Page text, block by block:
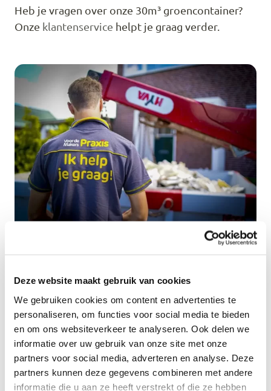
Deze website maakt gebruik van cookies
We gebruiken cookies om content en advertenties te
personaliseren, om functies voor social media te bieden
en om ons websiteverkeer te analyseren. Ook delen we
informatie over uw gebruik van onze site met onze
partners voor social media, adverteren en analyse. Deze
partners kunnen deze gegevens combineren met andere
informatie die u aan ze heeft verstrekt of die ze hebben
Heb je vragen over onze 30m³ groencontainer?
Onze klantenservice helpt je graag verder.
De genoemde prijzen
zijn all-in prijzen!
Vaak hoor je dat er kosten achteraf voldaan
moeten worden. Dit vinden wij natuurlijk
ook niet prettig en daarom krijg je bij het